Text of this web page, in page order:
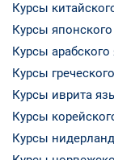
Курсы
Курсы
Курсы
Курсы
Курсы иврита
Курсы
Курсы